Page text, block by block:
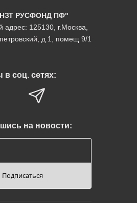
РУСФОНД ПФ"
адрес: 125130, г.Москва,
д 1, помещ 9/1
в соц. сетях:
на новости:
Подписаться